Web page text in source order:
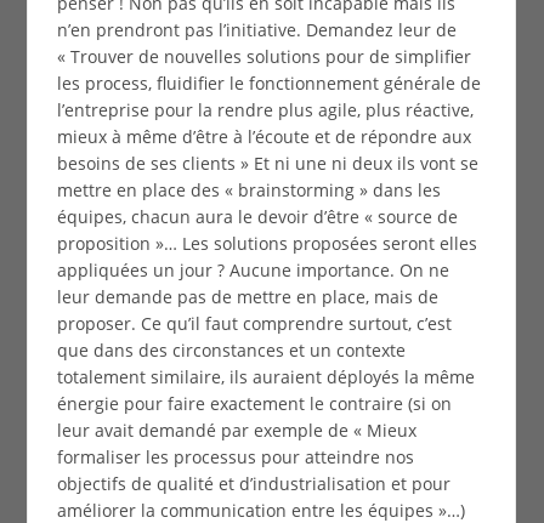
n’en prendront pas l’initiative. Demandez leur de
« Trouver de nouvelles solutions pour de simplifier
les process, fluidifier le fonctionnement générale de
l’entreprise pour la rendre plus agile, plus réactive,
mieux à même d’être à l’écoute et de répondre aux
besoins de ses clients » Et ni une ni deux ils vont se
mettre en place des « brainstorming » dans les
équipes, chacun aura le devoir d’être « source de
proposition »… Les solutions proposées seront elles
appliquées un jour ? Aucune importance. On ne
leur demande pas de mettre en place, mais de
proposer. Ce qu’il faut comprendre surtout, c’est
que dans des circonstances et un contexte
totalement similaire, ils auraient déployés la même
énergie pour faire exactement le contraire (si on
leur avait demandé par exemple de « Mieux
formaliser les processus pour atteindre nos
objectifs de qualité et d’industrialisation et pour
améliorer la communication entre les équipes »…)